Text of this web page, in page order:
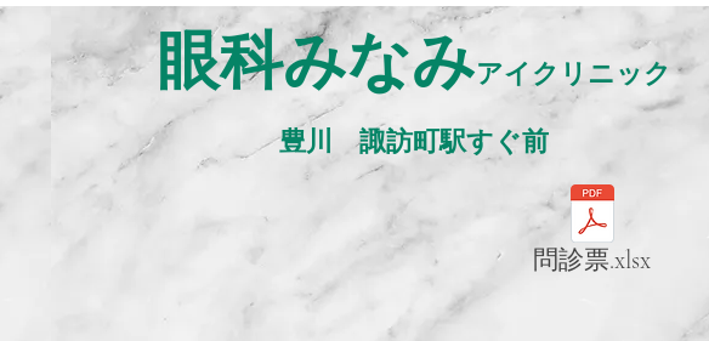
眼科みなみアイクリニック
​豊川 諏訪町駅すぐ前
問診票.xlsx